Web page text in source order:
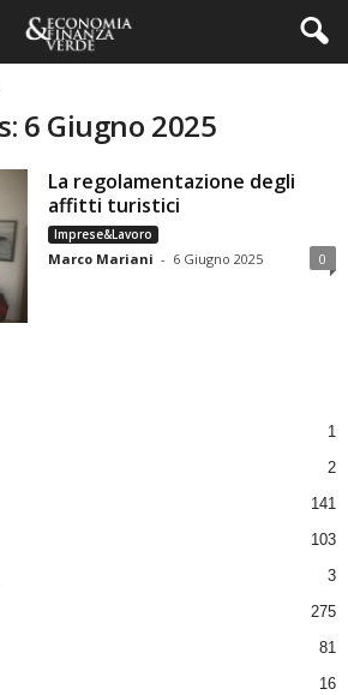
6 Giugno 2025
La regolamentazione degli
affitti turistici
Imprese&Lavoro
Marco Mariani - 6 Giugno 2025 0
1
2
141
103
3
275
81
16